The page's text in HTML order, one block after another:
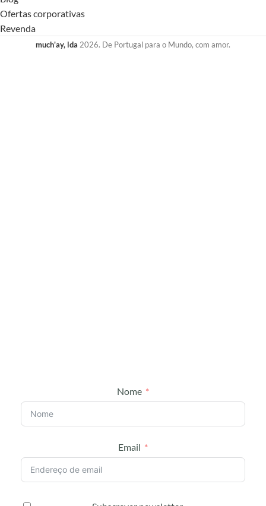
Ofertas corporativas
Revenda
much'ay, lda 2026. De Portugal para o Mundo, com amor.
Nome
Email